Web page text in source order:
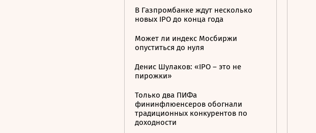
В Газпромбанке ждут несколько
новых IPO до конца года
Может ли индекс Мосбиржи
опуститься до нуля
Денис Шулаков: «IPO – это не
пирожки»
Только два ПИФа
фининфлюенсеров обогнали
традиционных конкурентов по
доходности